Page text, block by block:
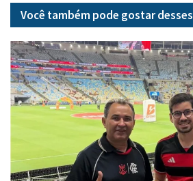
Você também pode gostar desses